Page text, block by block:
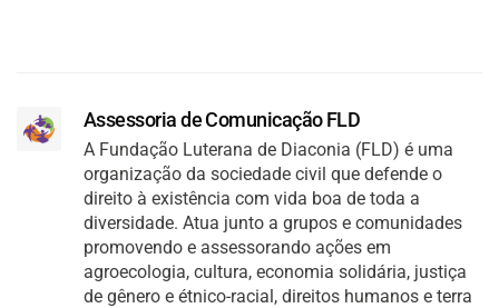
Assessoria de Comunicação FLD
A Fundação Luterana de Diaconia (FLD) é uma
organização da sociedade civil que defende o
direito à existência com vida boa de toda a
diversidade. Atua junto a grupos e comunidades
promovendo e assessorando ações em
agroecologia, cultura, economia solidária, justiça
de gênero e étnico-racial, direitos humanos e terra